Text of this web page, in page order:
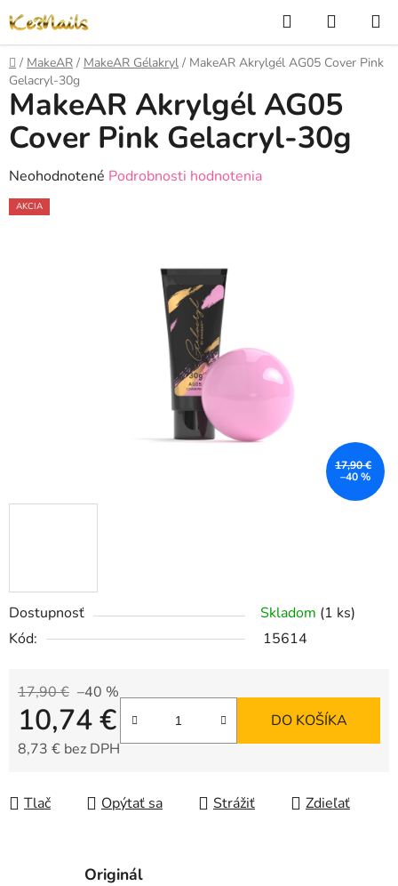
na
obsah
Hľadať
KOŠÍK
Domov
/ MakeAR / MakeAR Gélakryl / MakeAR Akrylgél AG05 Cover Pink
Gelacryl-30g
Dostupnosť Skladom (1 ks)
Kód:
15614
17,90 € –40 %
10,74 €
8,73 € bez DPH
DO KOŠÍKA
Tlač Opýtať sa Strážiť Zdieľať
MakeAR Akrylgél AG05
Cover Pink Gelacryl-30g
Priemerné
hodnotenie
Neohodnotené Podrobnosti hodnotenia
AKCIA
17,90 €
–40 %
Originál